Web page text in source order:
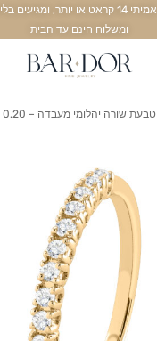
כל התכשיטים עשויים זהב אמיתי 14 קראט
ומשלוח חינם עד הבית
טבעת שורה יהלומי מעבדה – 0.20 קראט